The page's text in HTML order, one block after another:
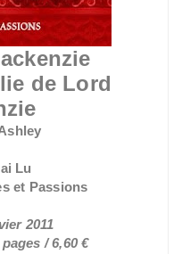
de Lord
Lu
et Passions
2011
/ 6,60 €